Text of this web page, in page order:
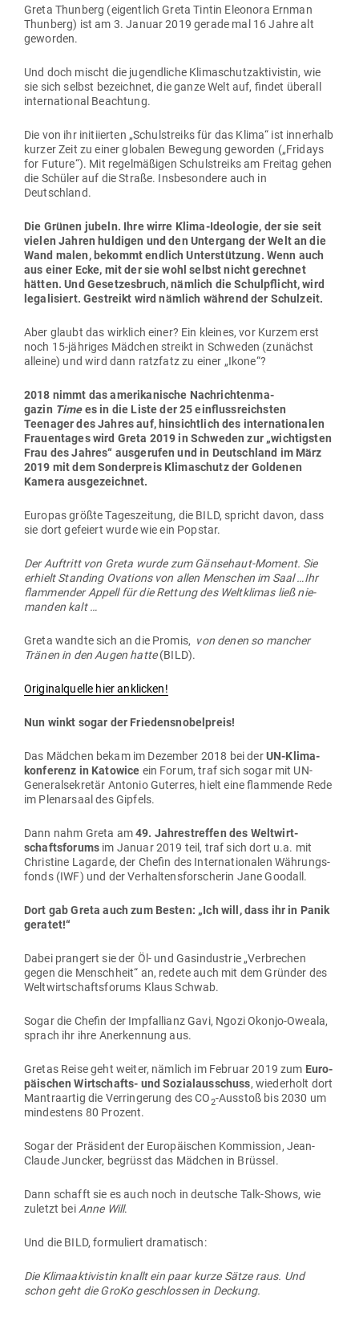
Greta Thunberg (eigentlich Greta Tintin Eleonora Ernman
Thunberg) ist am 3. Januar 2019 gerade mal 16 Jahre alt
geworden.
Und doch mischt die jugend­liche Kli­ma­schutz­ak­ti­vistin, wie
sie sich selbst bezeichnet, die ganze Welt auf, findet überall
inter­na­tional Beachtung.
Die von ihr initi­ierten „Schul­streiks für das Klima“ ist innerhalb
kurzer Zeit zu einer glo­balen Bewegung geworden („Fridays
for Future“). Mit regel­mä­ßigen Schul­streiks am Freitag gehen
die Schüler auf die Straße. Ins­be­sondere auch in
Deutschland.
Die Grünen jubeln. Ihre wirre Klima-Ideo­logie, der sie seit
vielen Jahren hul­digen und den Untergang der Welt an die
Wand malen, bekommt endlich Unter­stützung. Wenn auch
aus einer Ecke, mit der sie wohl selbst nicht gerechnet
hätten. Und Geset­zes­bruch, nämlich die Schul­pflicht, wird
lega­li­siert. Gestreikt wird nämlich während der Schulzeit.
Aber glaubt das wirklich einer? Ein kleines, vor Kurzem erst
noch 15-jäh­riges Mädchen streikt in Schweden (zunächst
alleine) und wird dann ratzfatz zu einer „Ikone“?
2018 nimmt das ame­ri­ka­nische Nach­rich­ten­ma­
gazin Timees in die Liste der 25 ein­fluss­reichsten
Teenager des Jahres auf, hin­sichtlich des inter­na­tio­nalen
Frau­en­tages wird Greta 2019 in Schweden zur „wich­tigsten
Frau des Jahres“ aus­ge­rufen und in Deutschland im März
2019 mit dem Son­der­preis Kli­ma­schutz der Gol­denen
Kamera ausgezeichnet.
Europas größte Tages­zeitung, die BILD, spricht davon, dass
sie dort gefeiert wurde wie ein Popstar.
Der Auf­tritt von Greta wurde zum Gän­sehaut-Moment. Sie
erhielt Standing Ova­tions von allen Men­schen im Saal …Ihr
flam­mender Appell für die Rettung des Welt­klimas ließ nie­
manden kalt …
Greta wandte sich an die Promis, von denen so mancher
Tränen in den Augen hatte(BILD).
Ori­gi­nal­quelle hier anklicken!
Nun winkt sogar der Friedensnobelpreis!
Das Mädchen bekam im Dezember 2018 bei derUN-Kli­ma­
kon­ferenz in Katowice ein Forum, traf sich sogar mit UN-
Gene­ral­se­kretär Antonio Guterres, hielt eine flam­mende Rede
im Ple­narsaal des Gipfels.
Dann nahm Greta am49. Jah­res­treffen des Welt­wirt­
schafts­forums im Januar 2019 teil, traf sich dort u.a. mit
Christine Lagarde, der Chefin des Inter­na­tio­nalen Wäh­rungs­
fonds (IWF) und der Ver­hal­tens­for­scherin Jane Goodall.
Dort gab Greta auch zum Besten: „Ich will, dass ihr in Panik
geratet!“
Dabei prangert sie der Öl- und Gas­in­dustrie „Ver­brechen
gegen die Menschheit“ an, redete auch mit dem Gründer des
Welt­wirt­schafts­forums Klaus Schwab.
Sogar die Chefin der Impf­al­lianz Gavi, Ngozi Okonjo-Oweala,
sprach ihr ihre Aner­kennung aus.
Gretas Reise geht weiter, nämlich im Februar 2019 zum Euro­
päi­schen Wirt­schafts- und Sozi­al­aus­schuss, wie­derholt dort
Man­tra­artig die Ver­rin­gerung des CO2-Ausstoß bis 2030 um
min­destens 80 Prozent.
Sogar der Prä­sident der Euro­päi­schen Kom­mission, Jean-
Claude Juncker, begrüsst das Mädchen in Brüssel.
Dann schafft sie es auch noch in deutsche Talk-Shows, wie
zuletzt bei Anne Will.
Und die BILD, for­mu­liert dramatisch:
Die Kli­ma­ak­ti­vistin knallt ein paar kurze Sätze raus. Und
schon geht die GroKo geschlossen in Deckung.